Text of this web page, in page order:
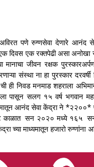
पणे रुग्णसेवा देणारे आनंद
दिवस एक रक्तपेढी असा अनोखा
जीवन रक्षक
संस्था ना हा पुरस्कार
ही निवड मनमाड शहराला
सलग १५ वर्ष भगवान
आनंद सेवा केंद्रा ने
काळात सन २०२० मध्ये १६५
माध्यमातून हजारो रुग्णांना